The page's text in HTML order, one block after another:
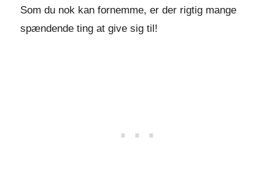
Som du nok kan fornemme, er der rigtig mange
spændende ting at give sig til!